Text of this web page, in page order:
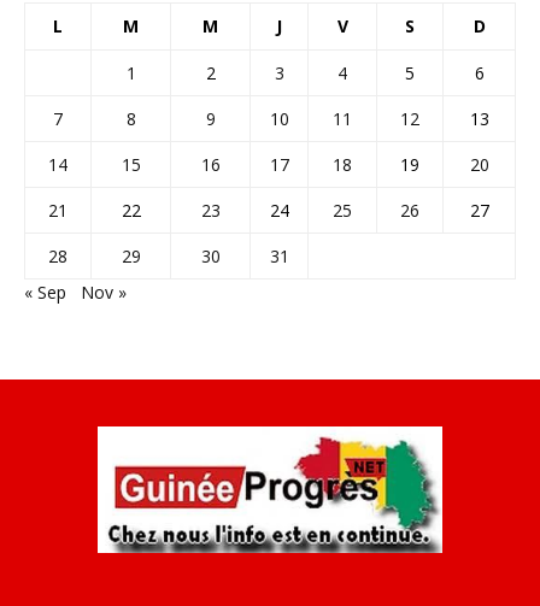
L M M J V S D
1 2 3 4 5
6
7
8 9 10 11 12
13
14
15 16 17 18 19
20
21
22 23 24 25 26
27
28
29 30
31
« Sep
Nov »